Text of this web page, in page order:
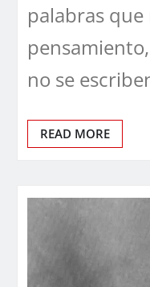
palabras
no se
READ MORE